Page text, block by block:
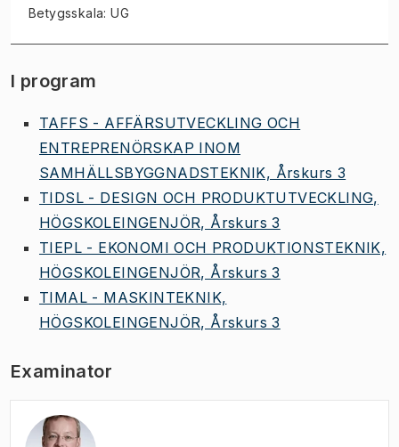
Betygsskala: UG
I program
TAFFS - AFFÄRSUTVECKLING OCH
ENTREPRENÖRSKAP INOM
SAMHÄLLSBYGGNADSTEKNIK, Årskurs 3
TIDSL - DESIGN OCH PRODUKTUTVECKLING,
HÖGSKOLEINGENJÖR, Årskurs 3
TIEPL - EKONOMI OCH PRODUKTIONSTEKNIK,
HÖGSKOLEINGENJÖR, Årskurs 3
TIMAL - MASKINTEKNIK,
HÖGSKOLEINGENJÖR, Årskurs 3
Examinator